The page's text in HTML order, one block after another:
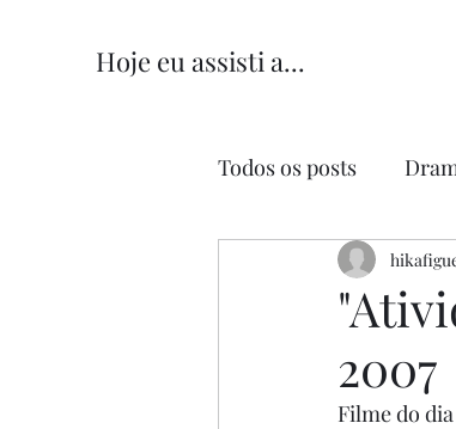
Hoje eu assisti a...
Todos os posts
Comédia
2007
Filme do dia